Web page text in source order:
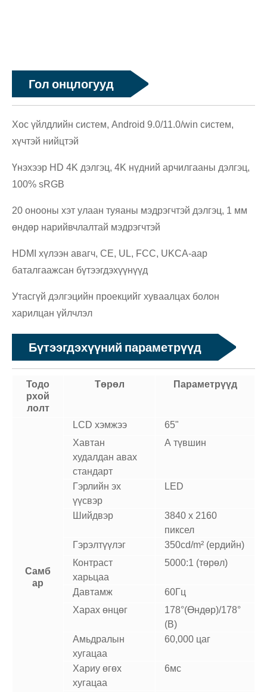
Гол онцлогууд
Хос үйлдлийн систем, Android 9.0/11.0/win систем,
хүчтэй нийцтэй
Үнэхээр HD 4K дэлгэц, 4K нүдний арчилгааны дэлгэц,
100% sRGB
20 онооны хэт улаан туяаны мэдрэгчтэй дэлгэц, 1 мм
өндөр нарийвчлалтай мэдрэгчтэй
HDMI хүлээн авагч, CE, UL, FCC, UKCA-аар
баталгаажсан бүтээгдэхүүнүүд
Утасгүй дэлгэцийн проекцийг хуваалцах болон
харилцан үйлчлэл
Бүтээгдэхүүний параметрүүд
Тодо
рхой
лолт
Төрөл Параметрүүд
Самб
ар
LCD хэмжээ
65"
Хавтан
худалдан авах
стандарт
А түвшин
Гэрлийн эх
үүсвэр
LED
Шийдвэр
3840 x 2160
пиксел
Гэрэлтүүлэг
350cd/m² (ердийн)
Контраст
харьцаа
5000:1 (төрөл)
Давтамж
60Гц
Харах өнцөг
178°(Өндөр)/178°
(В)
Амьдралын
хугацаа
60,000 цаг
Хариу өгөх
хугацаа
6мс